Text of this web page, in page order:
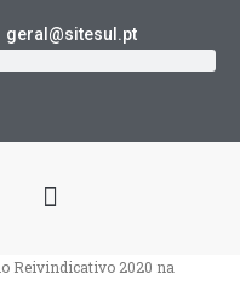
geral@sitesul.pt
Reivindicativo 2020 na